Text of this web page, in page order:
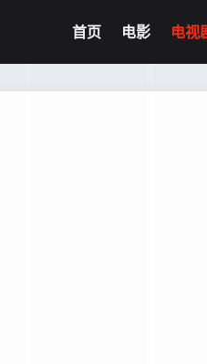
首页 电影 电视